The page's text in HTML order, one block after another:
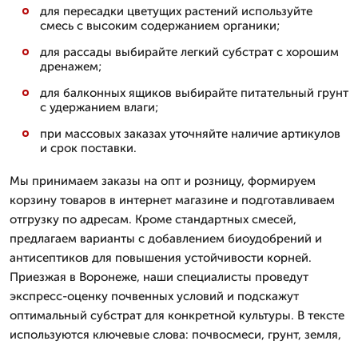
для пересадки цветущих растений используйте
смесь с высоким содержанием органики;
для рассады выбирайте легкий субстрат с хорошим
дренажем;
для балконных ящиков выбирайте питательный грунт
с удержанием влаги;
при массовых заказах уточняйте наличие артикулов
и срок поставки.
Мы принимаем заказы на опт и розницу, формируем
корзину товаров в интернет магазине и подготавливаем
отгрузку по адресам. Кроме стандартных смесей,
предлагаем варианты с добавлением биоудобрений и
антисептиков для повышения устойчивости корней.
Приезжая в Воронеже, наши специалисты проведут
экспресс-оценку почвенных условий и подскажут
оптимальный субстрат для конкретной культуры. В тексте
используются ключевые слова: почвосмеси, грунт, земля,